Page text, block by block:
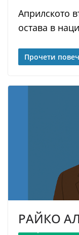
Априлското
остава в
Прочети
РАЙКО